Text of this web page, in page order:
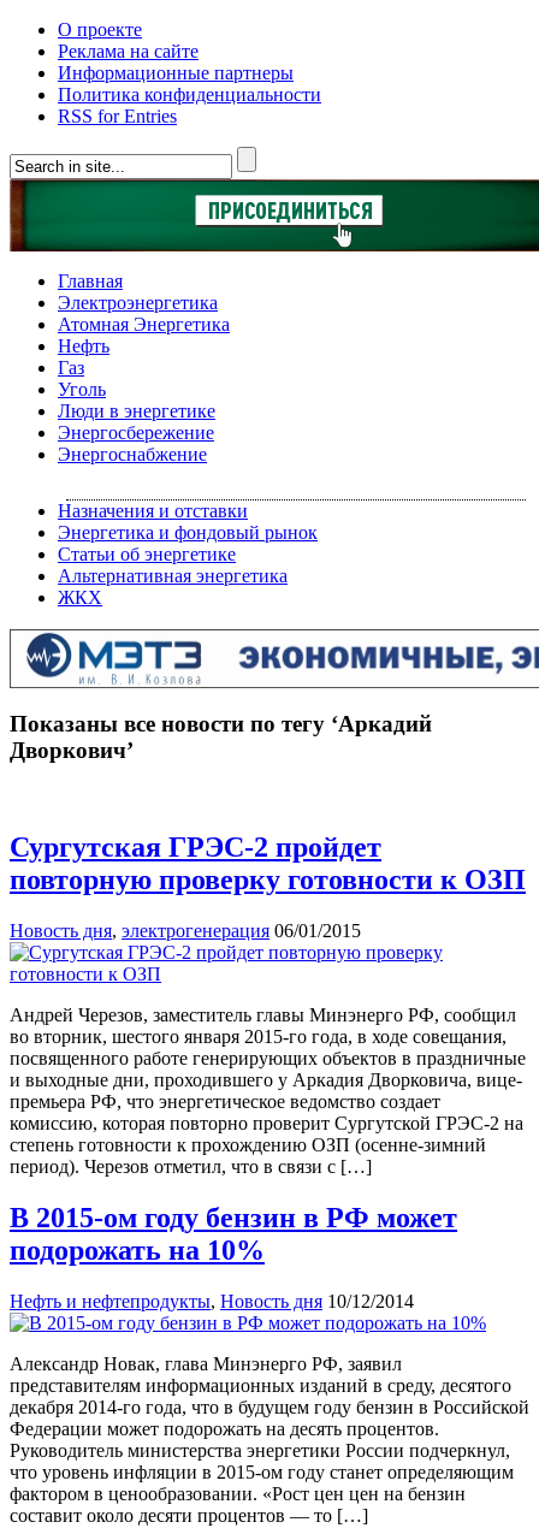
О проекте
Реклама на сайте
Информационные партнеры
Политика конфиденциальности
RSS for Entries
Главная
Электроэнергетика
Атомная Энергетика
Нефть
Газ
Уголь
Люди в энергетике
Энергосбережение
Энергоснабжение
Назначения и отставки
Энергетика и фондовый рынок
Статьи об энергетике
Альтернативная энергетика
ЖКХ
Показаны все новости по тегу ‘Аркадий
Дворкович’
Сургутская ГРЭС-2 пройдет
повторную проверку готовности к ОЗП
Новость дня, электрогенерация 06/01/2015
Андрей Черезов, заместитель главы Минэнерго РФ, сообщил
во вторник, шестого января 2015-го года, в ходе совещания,
посвященного работе генерирующих объектов в праздничные
и выходные дни, проходившего у Аркадия Дворковича, вице-
премьера РФ, что энергетическое ведомство создает
комиссию, которая повторно проверит Сургутской ГРЭС-2 на
степень готовности к прохождению ОЗП (осенне-зимний
период). Черезов отметил, что в связи с […]
В 2015-ом году бензин в РФ может
подорожать на 10%
Нефть и нефтепродукты, Новость дня 10/12/2014
Александр Новак, глава Минэнерго РФ, заявил
представителям информационных изданий в среду, десятого
декабря 2014-го года, что в будущем году бензин в Российской
Федерации может подорожать на десять процентов.
Руководитель министерства энергетики России подчеркнул,
что уровень инфляции в 2015-ом году станет определяющим
фактором в ценообразовании. «Рост цен цен на бензин
составит около десяти процентов — то […]